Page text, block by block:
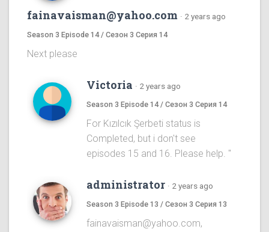
fainavaisman@yahoo.com · 2 years ago
Season 3 Episode 14 / Сезон 3 Серия 14
Next please
Victoria · 2 years ago
Season 3 Episode 14 / Сезон 3 Серия 14
For Kızılcık Şerbeti status is
Completed, but i don't see
episodes 15 and 16. Please help. "
administrator · 2 years ago
Season 3 Episode 13 / Сезон 3 Серия 13
fainavaisman@yahoo.com,